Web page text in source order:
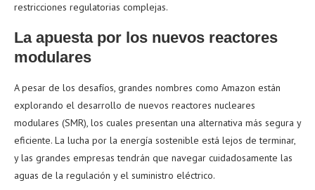
restricciones regulatorias complejas.
La apuesta por los nuevos reactores
modulares
A pesar de los desafíos, grandes nombres como Amazon están
explorando el desarrollo de nuevos reactores nucleares
modulares (SMR), los cuales presentan una alternativa más segura y
eficiente. La lucha por la energía sostenible está lejos de terminar,
y las grandes empresas tendrán que navegar cuidadosamente las
aguas de la regulación y el suministro eléctrico.